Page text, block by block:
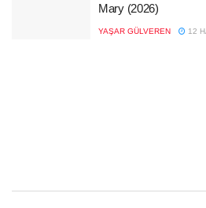
Mary (2026)
YAŞAR GÜLVEREN 12